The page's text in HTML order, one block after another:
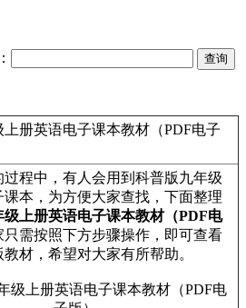
册英语电子课本教材（PDF电子
中，有人会用到科普版九年级
课本，为方便大家查找，下面整理
级上册英语电子课本教材（PDF电
只需按照下方步骤操作，即可查看
材，希望对大家有所帮助。